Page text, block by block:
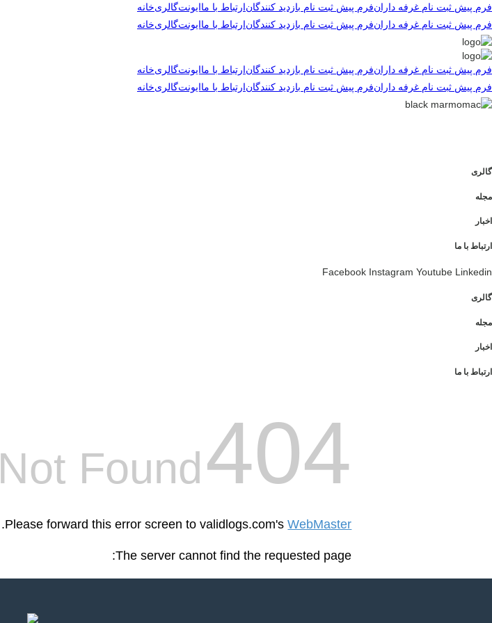
پرش
به
محتوا
خانهگالریایونتارتباط با مافرم پیش ثبت نام بازدید کنندگانفرم پیش ثبت نام غرفه داران
خانهگالریایونتارتباط با مافرم پیش ثبت نام بازدید کنندگانفرم پیش ثبت نام غرفه داران
خانهگالریایونتارتباط با مافرم پیش ثبت نام بازدید کنندگانفرم پیش ثبت نام غرفه داران
خانهگالریایونتارتباط با مافرم پیش ثبت نام بازدید کنندگانفرم پیش ثبت نام غرفه داران
گالری
مجله
اخبار
ارتباط با ما
Facebook Instagram Youtube Linkedin
گالری
مجله
اخبار
ارتباط با ما
404
Not Found
Please forward this error screen to validlogs.com'sWebMaster
.
The server cannot find the requested page: